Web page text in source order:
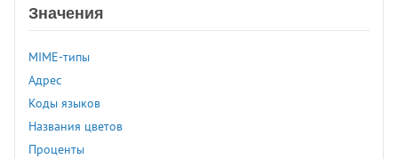
<strong>
<style>
<sub>
<summary>
<sup>
<table>
<tbody>
Значения
MIME-типы
Адрес
Коды языков
Названия цветов
Проценты